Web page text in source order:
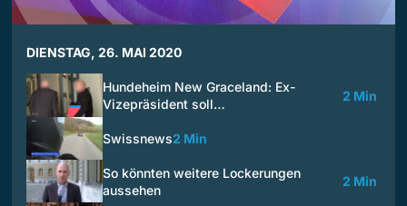
DIENSTAG, 26. MAI 2020
Hundeheim New Graceland: Ex-
Vizepräsident soll…
2 Min
Swissnews2 Min
So könnten weitere Lockerungen
aussehen
2 Min